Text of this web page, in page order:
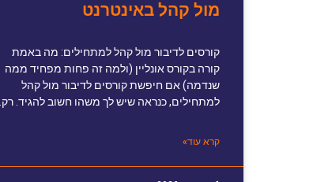
מול קהל באינטרנט
קורסים לדיבור מול קהל למתחילים: מה באמת
קורה בקורס אונליין (ולמה זה פחות מפחיד ממה
שנדמה) אם חיפשת קורסים לדיבור מול קהל
למתחילים, כנראה שיש לך משהו חשוב להגיד. רק…
קרא עוד»